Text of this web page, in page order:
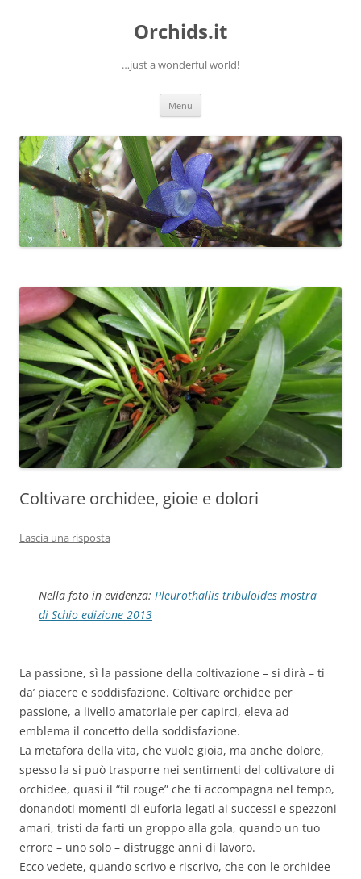
Orchids.it
…just a wonderful world!
Menu
Coltivare orchidee, gioie e dolori
Lascia una risposta
Nella foto in evidenza: Pleurothallis tribuloides mostra
di Schio edizione 2013
La passione, sì la passione della coltivazione – si dirà – ti
da’ piacere e soddisfazione. Coltivare orchidee per
passione, a livello amatoriale per capirci, eleva ad
emblema il concetto della soddisfazione.
La metafora della vita, che vuole gioia, ma anche dolore,
spesso la si può trasporre nei sentimenti del coltivatore di
orchidee, quasi il “fil rouge” che ti accompagna nel tempo,
donandoti momenti di euforia legati ai successi e spezzoni
amari, tristi da farti un groppo alla gola, quando un tuo
errore – uno solo – distrugge anni di lavoro.
Ecco vedete, quando scrivo e riscrivo, che con le orchidee